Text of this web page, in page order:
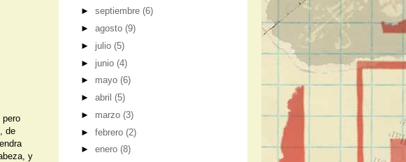
pero
de
y
► septiembre (6)
► agosto (9)
► julio (5)
► junio (4)
► mayo (6)
► abril (5)
► marzo (3)
► febrero (2)
► enero (8)